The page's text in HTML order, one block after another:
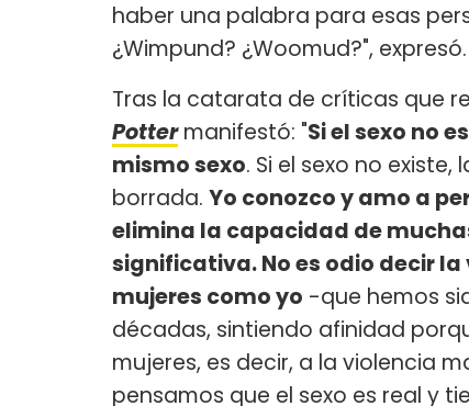
haber una palabra para esas
¿Wimpund? ¿Woomud?", expresó.
Tras la catarata de críticas que
Pottermanifestó: "Si el sexo no
mismo sexo. Si el sexo no
borrada. Yo conozco y amo a
elimina la capacidad de
significativa. No es odio decir
mujeres como yo -que hemos
décadas, sintiendo afinidad
mujeres, es decir, a la violencia
pensamos que el sexo es real y